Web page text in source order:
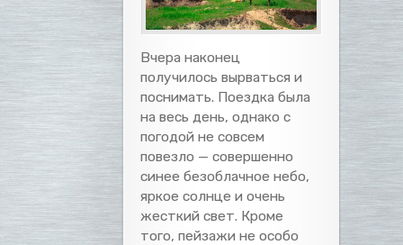
Вчера наконец
получилось вырваться и
поснимать. Поездка была
на весь день, однако с
погодой не совсем
повезло — совершенно
синее безоблачное небо,
яркое солнце и очень
жесткий свет. Кроме
того, пейзажи не особо